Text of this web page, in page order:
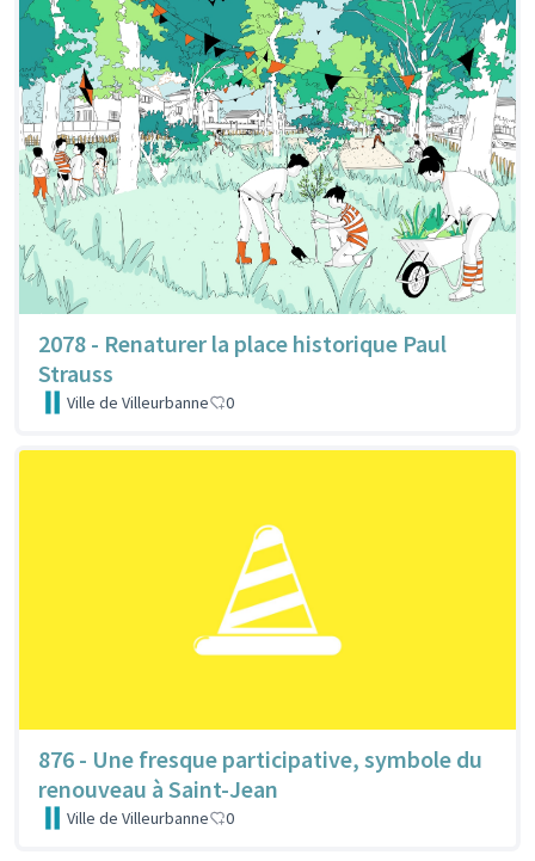
2078 - Renaturer la place historique Paul
Strauss
Ville de Villeurbanne 0
876 - Une fresque participative, symbole du
renouveau à Saint-Jean
Ville de Villeurbanne 0